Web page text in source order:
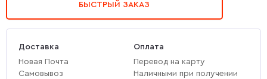
БЫСТРЫЙ ЗАКАЗ
Доставка
Новая Почта
Самовывоз
Оплата
Перевод на карту
Наличными при получении